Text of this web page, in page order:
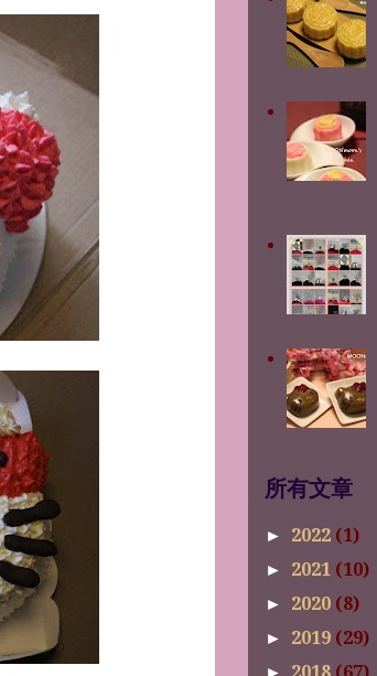
所有文章
► 2022 (1)
► 2021 (10)
► 2020 (8)
► 2019 (29)